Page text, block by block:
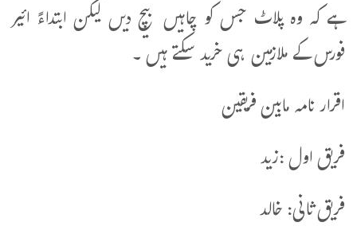
ہے کہ وہ پلاٹ جس کو چاہیں بیچ دیں لیکن ابتداءً ائیر
فورس کے ملازمین ہی خرید سکتے ہیں ۔
اقرار نامہ مابین فریقین
فریق اول :زید
فریق ثانی: خالد